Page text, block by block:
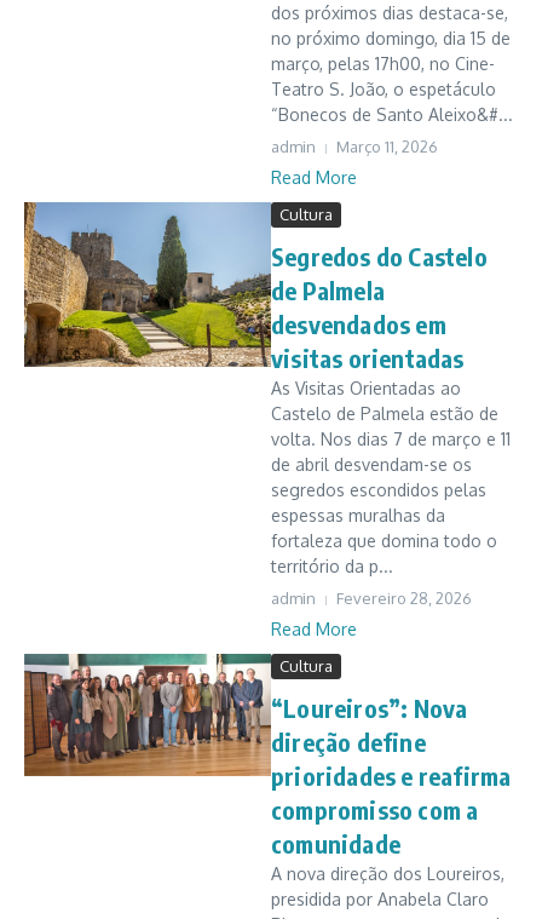
dos próximos dias destaca-se,
no próximo domingo, dia 15 de
março, pelas 17h00, no Cine-
Teatro S. João, o espetáculo
“Bonecos de Santo Aleixo&#...
admin Março 11, 2026
Read More
Cultura
Segredos do Castelo
de Palmela
desvendados em
visitas orientadas
As Visitas Orientadas ao
Castelo de Palmela estão de
volta. Nos dias 7 de março e 11
de abril desvendam-se os
segredos escondidos pelas
espessas muralhas da
fortaleza que domina todo o
território da p...
admin Fevereiro 28, 2026
Read More
Cultura
“Loureiros”: Nova
direção define
prioridades e reafirma
compromisso com a
comunidade
A nova direção dos Loureiros,
presidida por Anabela Claro